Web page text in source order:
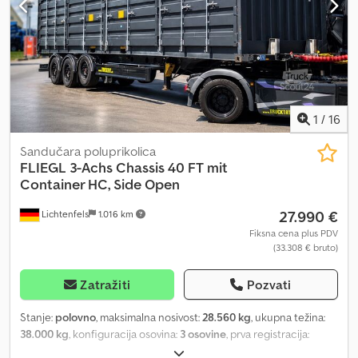
1 / 16
Lichtenfels 1.016 km
Sandučara poluprikolica
FLIEGL 3-Achs Chassis 40 FT mit
Container HC, Side Open
27.990 €
Fiksna cena plus PDV
(33.308 € bruto)
Zatražiti Pozvati
Stanje: polovno, maksimalna nosivost: 28.560 kg, ukupna težina:
38.000 kg , konfiguracija osovina: 3 osovine , prva registracija:
, sledeća inspekcija (TÜV):